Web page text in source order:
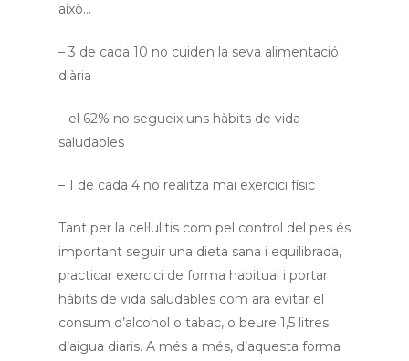
això…
– 3 de cada 10 no cuiden la seva alimentació
diària
– el 62% no segueix uns hàbits de vida
saludables
– 1 de cada 4 no realitza mai exercici físic
Tant per la cel·lulitis com pel control del pes és
important seguir una dieta sana i equilibrada,
practicar exercici de forma habitual i portar
hàbits de vida saludables com ara evitar el
consum d’alcohol o tabac, o beure 1,5 litres
d’aigua diaris. A més a més, d’aquesta forma